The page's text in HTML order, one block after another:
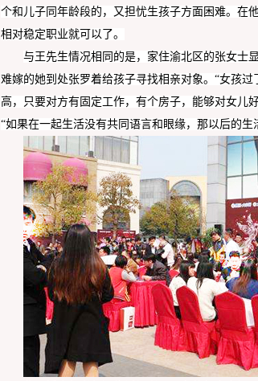
个和儿子同年龄段的，又担忧生孩子方面困难。在
相对稳定职业就可以了。
与 王先生情况相同的是，家住渝北 区的张女士
难嫁的她到处张罗着给孩子寻找相亲对象。“女孩过
高，只要对方有固定工作，有个房子，能够对女儿
“如果在一起生活没有共同 语言和 眼缘，那以后的生